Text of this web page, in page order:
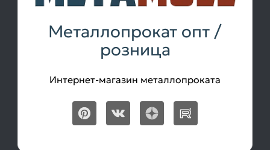
Металлопрокат опт /
розница
Интернет-магазин металлопроката